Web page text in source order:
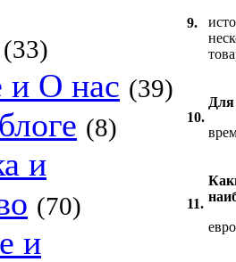
(33)
и О нас (39)
(8)
и
(70)
и
9.
10.
Для
11.